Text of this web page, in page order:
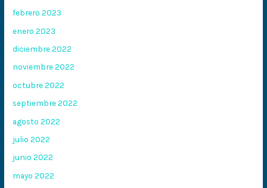
febrero 2023
enero 2023
diciembre 2022
noviembre 2022
octubre 2022
septiembre 2022
agosto 2022
julio 2022
junio 2022
mayo 2022